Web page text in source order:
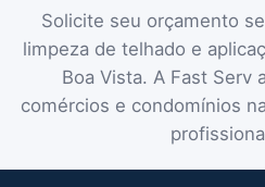
Solicite seu orçamento
limpeza de telhado e
Boa Vista. A Fast Serv
comércios e condomínios